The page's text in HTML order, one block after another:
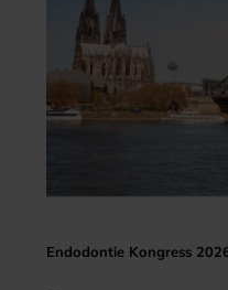
Endodontie Kongress